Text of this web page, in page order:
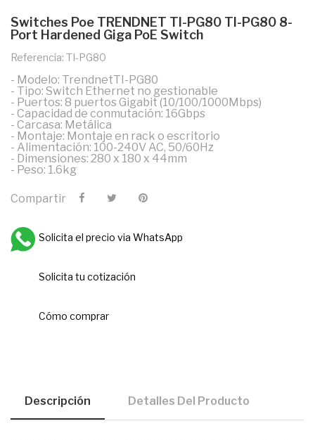
Switches Poe TRENDNET TI-PG80 TI-PG80 8-
Port Hardened Giga PoE Switch
Referencia: TI-PG80
- Modelo: TrendnetTI-PG80
- Tipo: Switch Ethernet no gestionable
- Puertos: 8 puertos Gigabit (10/100/1000Mbps)
- Capacidad de conmutación: 16Gbps
- Carcasa: Metálica
- Montaje: Montaje en rack o escritorio
- Alimentación: 100-240V AC, 50/60Hz
- Dimensiones: 280 x 180 x 44mm
- Peso: 1.6kg
Compartir
Solicita el precio via WhatsApp
Solicita tu cotización
Cómo comprar
Descripción Detalles Del Producto